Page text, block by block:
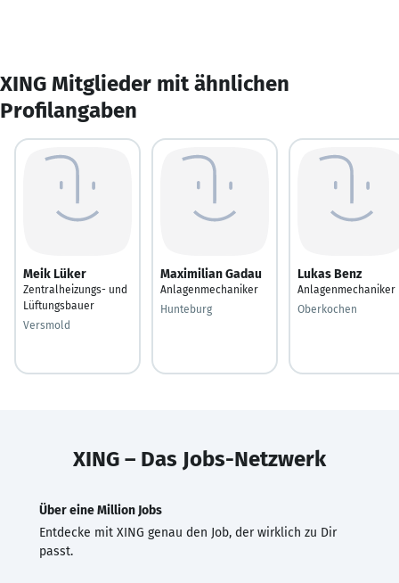
XING Mitglieder mit ähnlichen
Profilangaben
Meik Lüker
Zentralheizungs- und
Lüftungsbauer
Versmold
Maximilian Gadau
Anlagenmechaniker
Hunteburg
Lukas Benz
Anlagenmechaniker
Oberkochen
XING – Das Jobs-Netzwerk
Über eine Million Jobs
Entdecke mit XING genau den Job, der wirklich zu Dir
passt.